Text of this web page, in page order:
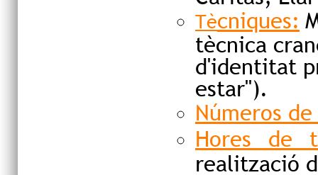
Tècniques:
tècnica
d'identitat
estar").
Números
Hores de
realització